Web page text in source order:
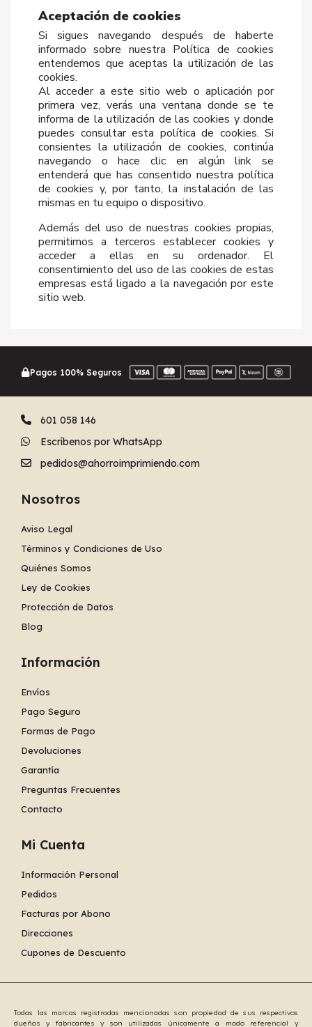
Aceptación de cookies
Si sigues navegando después de haberte
informado sobre nuestra Política de cookies
entendemos que aceptas la utilización de las
cookies.
Al acceder a este sitio web o aplicación por
primera vez, verás una ventana donde se te
informa de la utilización de las cookies y donde
puedes consultar esta política de cookies. Si
consientes la utilización de cookies, continúa
navegando o hace clic en algún link se
entenderá que has consentido nuestra política
de cookies y, por tanto, la instalación de las
mismas en tu equipo o dispositivo.
Además del uso de nuestras cookies propias,
permitimos a terceros establecer cookies y
acceder a ellas en su ordenador. El
consentimiento del uso de las cookies de estas
empresas está ligado a la navegación por este
sitio web.
Pagos 100% Seguros
601 058 146
Escríbenos por WhatsApp
pedidos@ahorroimprimiendo.com
Nosotros
Aviso Legal
Términos y Condiciones de Uso
Quiénes Somos
Ley de Cookies
Protección de Datos
Blog
Información
Envíos
Pago Seguro
Formas de Pago
Devoluciones
Garantía
Preguntas Frecuentes
Contacto
Mi Cuenta
Información Personal
Pedidos
Facturas por Abono
Direcciones
Cupones de Descuento
Todas las marcas registradas mencionadas son propiedad de sus respectivos
dueños y fabricantes y son utilizadas únicamente a modo referencial y